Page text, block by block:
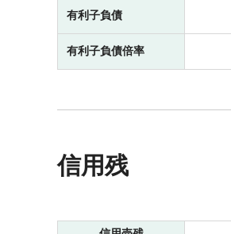
有利子負債
有利子負債倍率
信用残